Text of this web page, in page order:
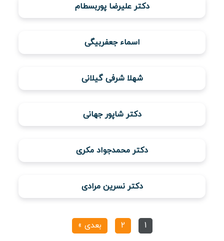
دکتر علیرضا پوربسطام
اسماء جعفربیگی
شهلا شرفی گیلانی
دکتر شاپور جهانی
دکتر محمدجواد مکری
دکتر نسرین مرادی
1
2 بعدی »